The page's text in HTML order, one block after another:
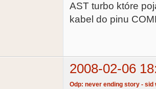
AST turbo które
kabel do pinu
2008-02-06
Odp: never ending story - sid